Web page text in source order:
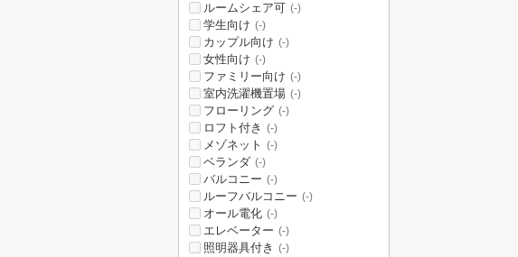
ルームシェア可 (-)
学生向け (-)
カップル向け (-)
女性向け (-)
ファミリー向け (-)
室内洗濯機置場 (-)
フローリング (-)
ロフト付き (-)
メゾネット (-)
ベランダ (-)
バルコニー (-)
ルーフバルコニー (-)
オール電化 (-)
エレベーター (-)
照明器具付き (-)